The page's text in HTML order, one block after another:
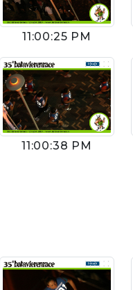
11:00:25 PM
11:00:38 PM